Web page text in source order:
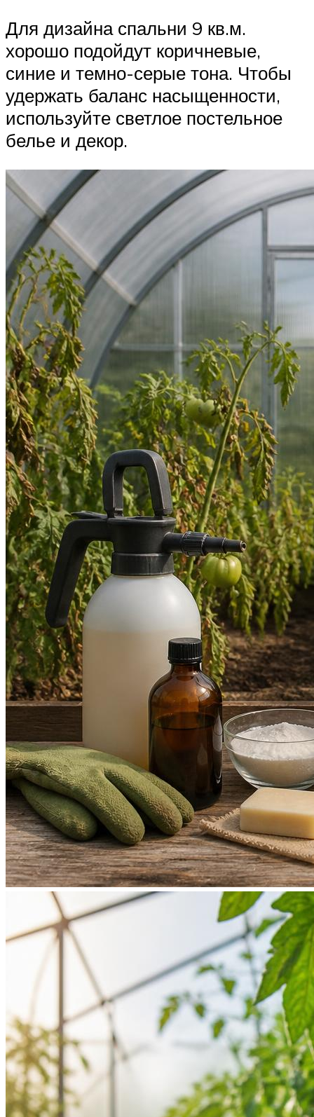
Для дизайна спальни 9 кв.м.
хорошо подойдут коричневые,
синие и темно-серые тона. Чтобы
удержать баланс насыщенности,
используйте светлое постельное
белье и декор.